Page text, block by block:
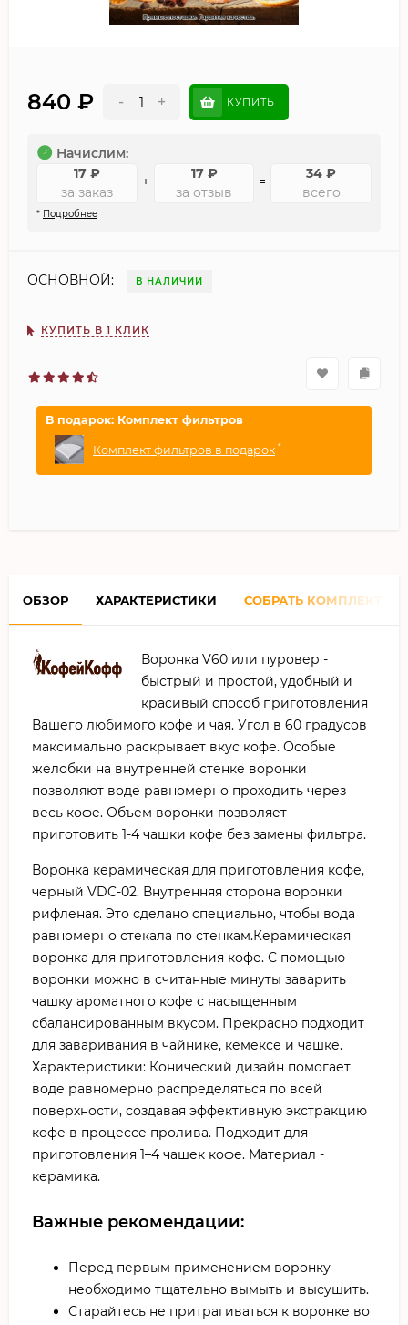
840 ₽ - + КУПИТЬ
Начислим:
17 ₽
за заказ
+ 17 ₽
за отзыв
= 34₽
всего
* Подробнее
ОСНОВНОЙ: В НАЛИЧИИ
КУПИТЬ В 1 КЛИК
В подарок: Комплект фильтров
Комплект фильтров в подарок *
ОБЗОР ХАРАКТЕРИСТИКИ СОБРАТЬ КОМПЛЕКТ
Воронка V60 или пуровер -
быстрый и простой, удобный и
красивый способ приготовления
Вашего любимого кофе и чая. Угол в 60 градусов
максимально раскрывает вкус кофе. Особые
желобки на внутренней стенке воронки
позволяют воде равномерно проходить через
весь кофе. Объем воронки позволяет
приготовить 1-4 чашки кофе без замены фильтра.
Воронка керамическая для приготовления кофе,
черный VDC-02. Внутренняя сторона воронки
рифленая. Это сделано специально, чтобы вода
равномерно стекала по стенкам.Керамическая
воронка для приготовления кофе. С помощью
воронки можно в считанные минуты заварить
чашку ароматного кофе с насыщенным
сбалансированным вкусом. Прекрасно подходит
для заваривания в чайнике, кемексе и чашке.
Характеристики: Конический дизайн помогает
воде равномерно распределяться по всей
поверхности, создавая эффективную экстракцию
кофе в процессе пролива. Подходит для
приготовления 1–4 чашек кофе. Материал -
керамика.
Важные рекомендации:
Перед первым применением воронку
необходимо тщательно вымыть и высушить.
Старайтесь не притрагиваться к воронке во